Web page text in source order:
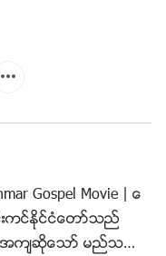
ဖရဲ႕အလိုကိုေဆာင္ျ
ခင္းျဖစ္တယ္၊ ကို
ခင္းျဖစ္တယ္၊ ကား
စ္တယ္လို႔ ယုံၾကည္ၾကတ
ခင့္ရဲ႕ဒုတိယအႀကိ
ာ္ဆီ ခ်ီေဆာင္ခံရဖို႔အ
တယ္လို႔ ယုံၾကည္ၾကတ
ပ္ခ်က္ေတြနဲ႔ ကိုက္
ါလိမ့္မယ္
Gospel Movie | ေ
ကင္ႏိုင္ငံေတာ္သည္
က်ဆိုေသာ္ မည္သည့္ေ